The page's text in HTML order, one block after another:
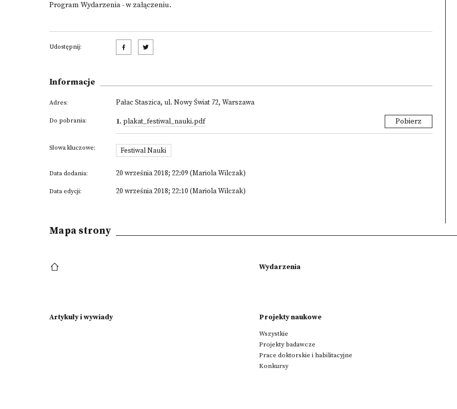
Program Wydarzenia - w załączeniu.
Udostępnij:
Informacje
Adres: Pałac Staszica, ul. Nowy Świat 72, Warszawa
Do pobrania: 1. plakat_festiwal_nauki.pdf Pobierz
Słowa kluczowe: Festiwal Nauki
Data dodania: 20 września 2018; 22:09 (Mariola Wilczak)
Data edycji: 20 września 2018; 22:10 (Mariola Wilczak)
Mapa strony
Wydarzenia
Artykuły i wywiady Projekty naukowe
Wszystkie
Projekty badawcze
Prace doktorskie i habilitacyjne
Konkursy